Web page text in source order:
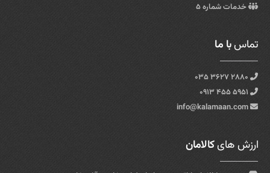
خدمات شماره ۵
تماسبا ما
info@kalamaan.com
ارزش هایکالامان